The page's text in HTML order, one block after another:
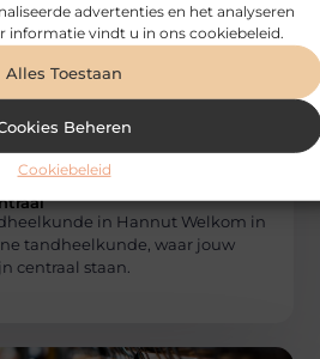
advertenties en het analyseren
informatie vindt u in ons cookiebeleid.
Alles Toestaan
Beheren
Cookiebeleid
in Hannut Welkom in
tandheelkunde, waar jouw
centraal staan.